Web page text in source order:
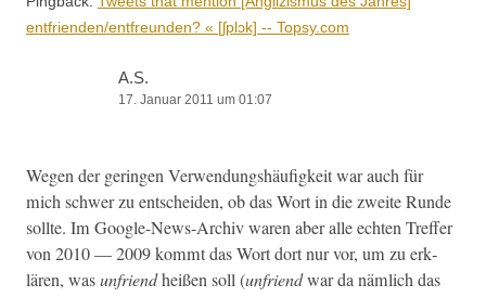
entfrienden/entfreunden? « [ʃplɔk] -- Topsy.com
A.S.
17. Januar 2011 um 01:07
Wegen der gerin­gen Ver­wen­dung­shäu­figkeit war auch für
mich schw­er zu entschei­den, ob das Wort in die zweite Runde
sollte. Im Google-News-Archiv waren aber alle echt­en Tre­f­fer
von 2010 — 2009 kommt das Wort dort nur vor, um zu erk­
lären, wasunfriendheißen soll (unfriendwar da näm­lich das